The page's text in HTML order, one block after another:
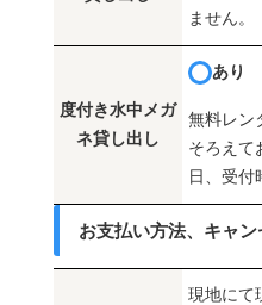
ません。
度付き水中メガ
ネ貸し出し
あり
無料レン
そろえて
日、受付
お支払い方法、キャ
現地にて